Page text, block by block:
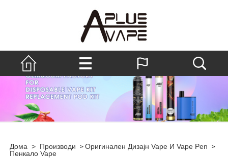
Дома > Производи > Оригинален Дизајн Vape И Vape Pen >
Пенкало Vape